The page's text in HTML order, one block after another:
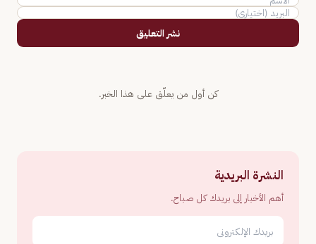
نشر التعليق
كن أول من يعلّق على هذا الخبر.
النشرة البريدية
أهم الأخبار إلى بريدك كل صباح.